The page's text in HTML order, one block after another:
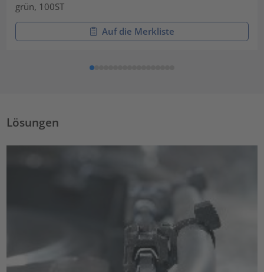
grün, 100ST
Auf die Merkliste
Lösungen